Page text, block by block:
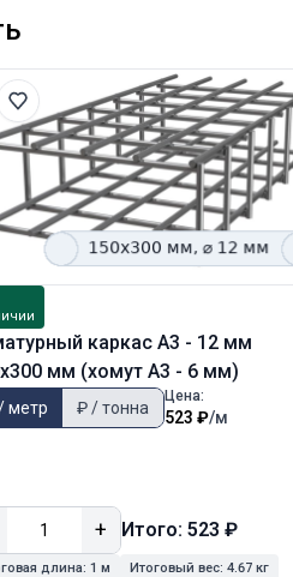
каркас А3 - 12 мм
мм (хомут А3 - 6 мм)
метр ₽ / тонна
Цена:
523 ₽/м
+ Итого: 523 ₽
длина: 1 м Итоговый вес: 4.67 кг